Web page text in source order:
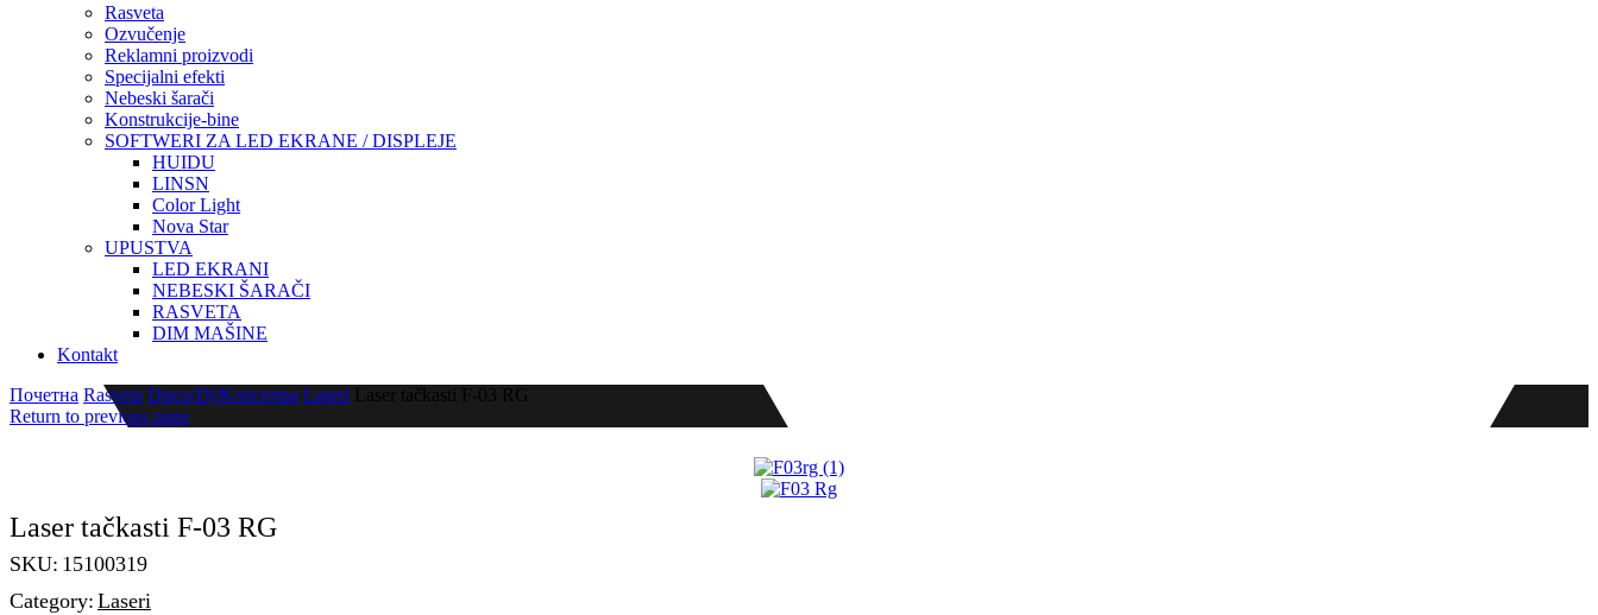
Rasveta
Ozvučenje
Reklamni proizvodi
Specijalni efekti
Nebeski šarači
Konstrukcije-bine
SOFTWERI ZA LED EKRANE / DISPLEJE
HUIDU
LINSN
Color Light
Nova Star
UPUSTVA
LED EKRANI
NEBESKI ŠARAČI
RASVETA
DIM MAŠINE
Kontakt
Почетна Rasveta Disco/Dj/Koncertna Laseri Laser tačkasti F-03 RG
Return to previous page
Laser tačkasti F-03 RG
SKU: 15100319
Category: Laseri